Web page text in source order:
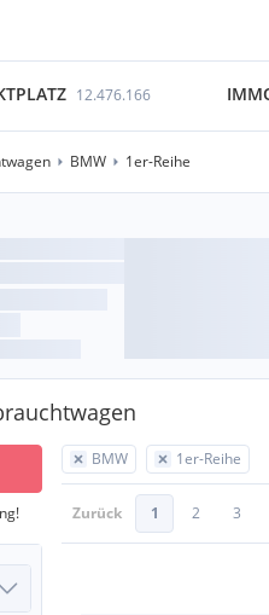
12.476.166
BMW 1er-Reihe
BMW 1er-Reihe
Zurück 1 2 3